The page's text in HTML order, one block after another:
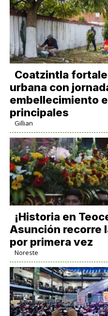
Coatzintla
urbana con
embellecimiento
principales
Gillian
​¡Historia en
Asunción recorre
por primera vez
Noreste